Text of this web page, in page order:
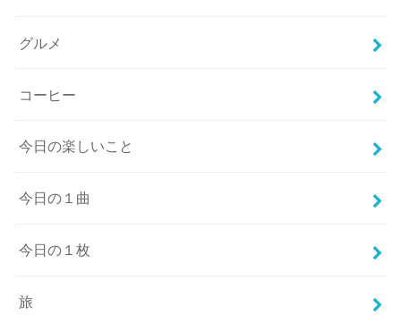
グルメ
コーヒー
今日の楽しいこと
今日の１曲
今日の１枚
旅